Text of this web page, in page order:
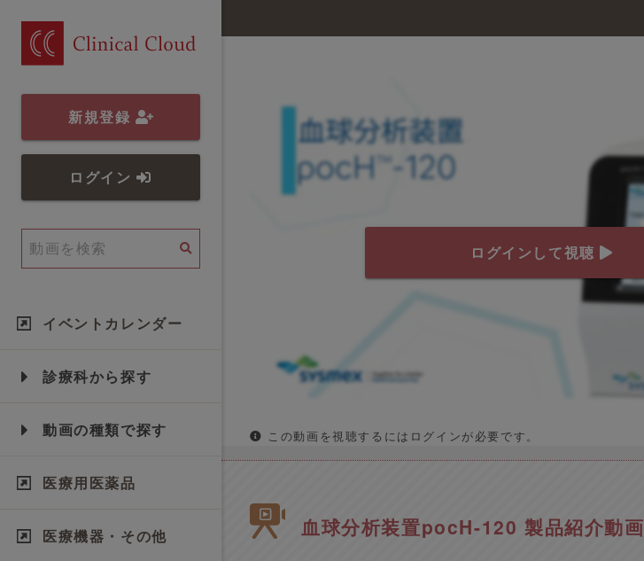
新規登録
ログイン
イベントカレンダー
診療科から探す
動画の種類で探す
医療用医薬品
医療機器・その他
ログインして視聴
この動画を視聴するにはログインが必要です。
血球分析装置pocH-120 製品紹介動画